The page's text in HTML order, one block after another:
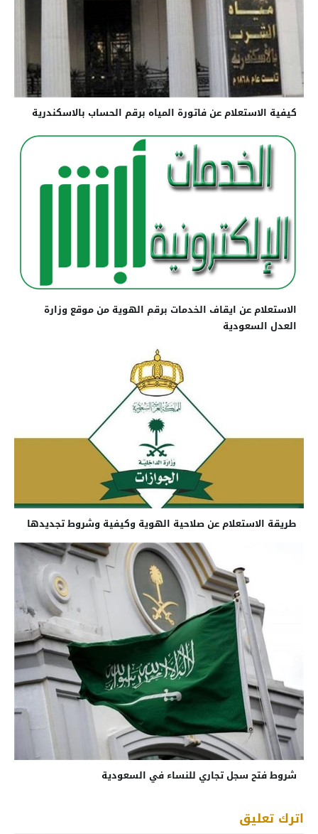
كيفية الاستعلام عن فاتورة المياه برقم الحساب بالاسكندرية
الاستعلام عن ايقاف الخدمات برقم الهوية من موقع وزارة
العدل السعودية
طريقة الاستعلام عن صلاحية الهوية وكيفية وشروط تجديدها
شروط فتح سجل تجاري للنساء في السعودية
اترك تعليق